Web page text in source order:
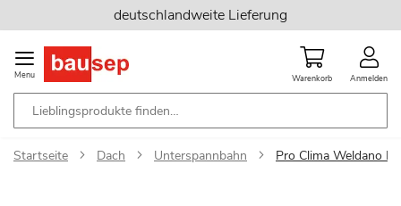
Inhalt
springen
deutschlandweite Lieferung
Menu Warenkorb Anmelden
Startseite Dach Unterspannbahn Pro Clima Weldano